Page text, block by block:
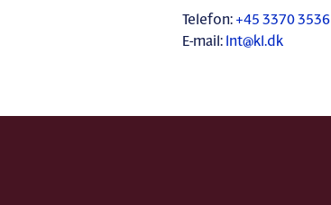
Telefon:+45 3370 3536
E-mail: lnt@kl.dk